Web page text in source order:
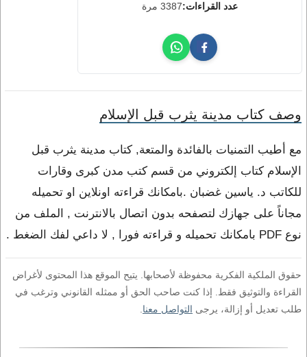
عدد القراءات:3387 مرة
وصف كتاب مدينة يثرب قبل الإسلام
مع أطيب التمنيات بالفائدة والمتعة, كتاب مدينة يثرب قبل
الإسلام كتاب إلكتروني من قسم كتب مدن كبرى وقارات
للكاتب د. ياسين غضبان .بامكانك قراءته اونلاين او تحميله
مجاناً على جهازك لتصفحه بدون اتصال بالانترنت , الملف من
نوع PDF بامكانك تحميله و قراءته فورا , لا داعي لفك الضغط .
حقوق الملكية الفكرية محفوظة لأصحابها. يتيح الموقع هذا المحتوى لأغراض
القراءة والتوثيق فقط. إذا كنت صاحب الحق أو ممثله القانوني وترغب في
طلب تعديل أو إزالة، يرجى التواصل معنا